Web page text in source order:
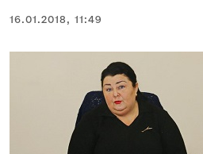
16.01.2018, 11:49